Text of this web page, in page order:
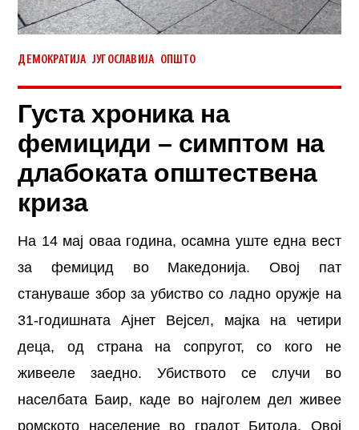
ДЕМОКРАТИЈА ,ЈУГОСЛАВИЈА ОПШТО
Густа хроника на
фемициди – симптом на
длабоката општествена
криза
На 14 мај оваа година, осамна уште една вест
за фемицид во Македонија. Овој пат
стануваше збор за убиство со ладно оружје на
31-годишната Ајнет Вејсел, мајка на четири
деца, од страна на сопругот, со кого не
живееле заедно. Убиството се случи во
населбата Баир, каде во најголем дел живее
ромското население во градот Битола. Овој